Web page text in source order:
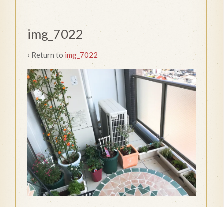
img_7022
‹ Return to img_7022